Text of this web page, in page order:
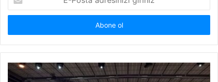
Posta
adresinizi